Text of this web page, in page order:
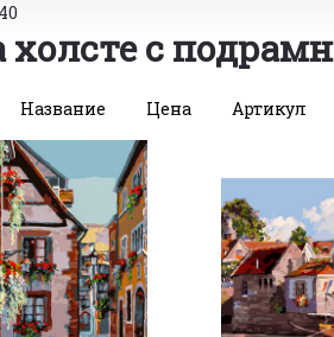
с
Название Цена Артикул